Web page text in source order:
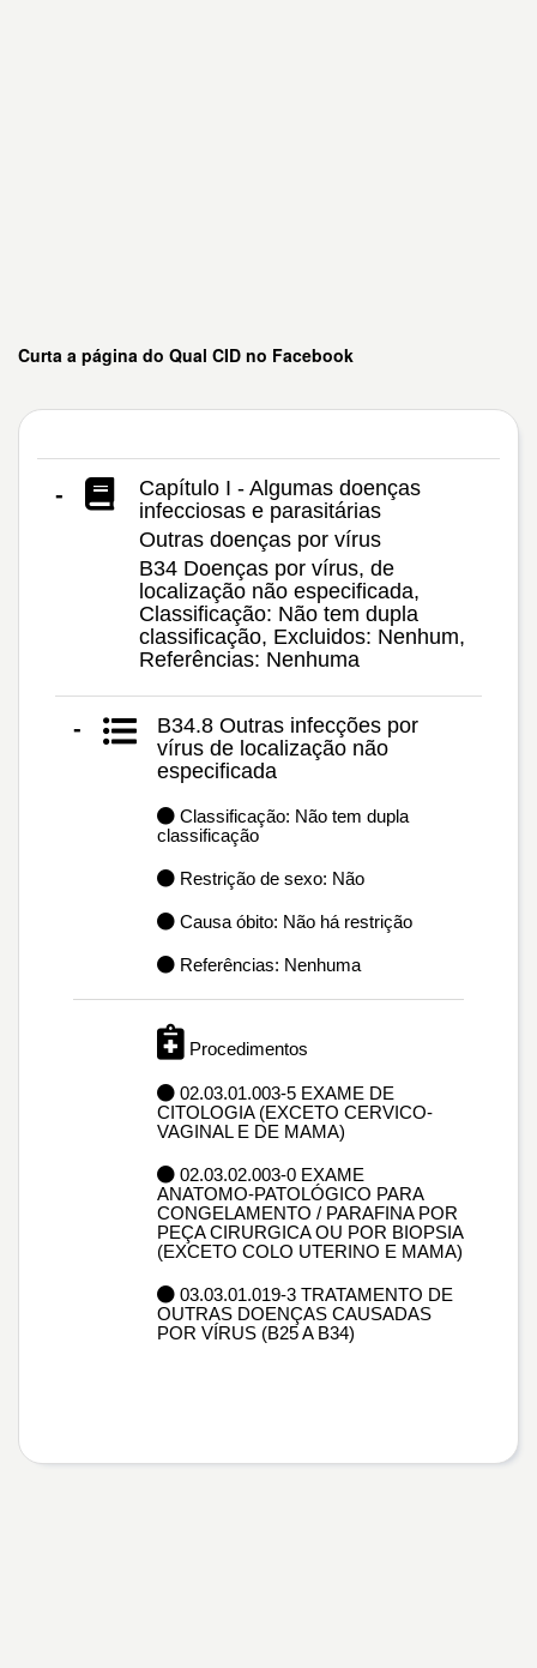
Curta a página do Qual CID no Facebook
-
Capítulo I - Algumas doenças
infecciosas e parasitárias
Outras doenças por vírus
B34 Doenças por vírus, de
localização não especificada,
Classificação: Não tem dupla
classificação, Excluidos: Nenhum,
Referências: Nenhuma
-
B34.8 Outras infecções por
vírus de localização não
especificada
Classificação: Não tem dupla
classificação
Restrição de sexo: Não
Causa óbito: Não há restrição
Referências: Nenhuma
Procedimentos
02.03.01.003-5 EXAME DE
CITOLOGIA (EXCETO CERVICO-
VAGINAL E DE MAMA)
02.03.02.003-0 EXAME
ANATOMO-PATOLÓGICO PARA
CONGELAMENTO / PARAFINA POR
PEÇA CIRURGICA OU POR BIOPSIA
(EXCETO COLO UTERINO E MAMA)
03.03.01.019-3 TRATAMENTO DE
OUTRAS DOENÇAS CAUSADAS
POR VÍRUS (B25 A B34)